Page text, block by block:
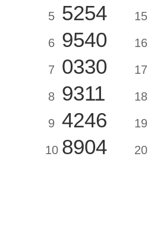
5 5254
6 9540
7 0330
8 9311
9 4246
10 8904
15
16
17
18
19
20